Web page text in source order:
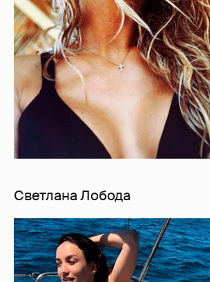
Светлана Лобода